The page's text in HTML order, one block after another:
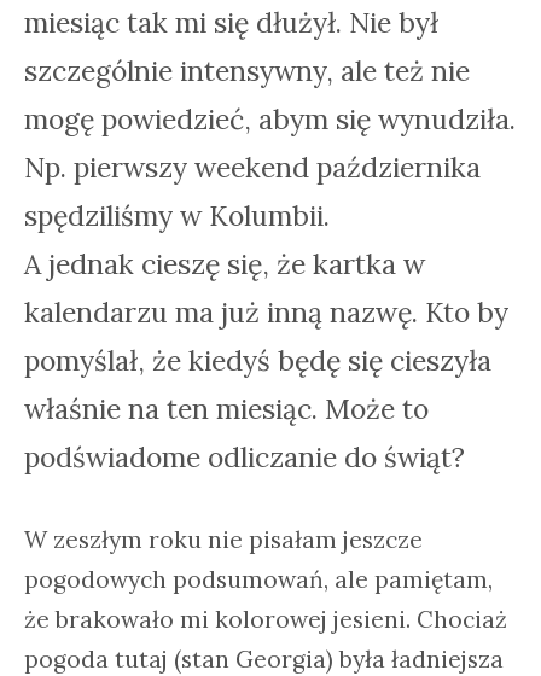
miesiąc tak mi się dłużył. Nie był
szczególnie intensywny, ale też nie
mogę powiedzieć, abym się wynudziła.
Np. pierwszy weekend października
spędziliśmy w Kolumbii.
A jednak cieszę się, że kartka w
kalendarzu ma już inną nazwę. Kto by
pomyślał, że kiedyś będę się cieszyła
właśnie na ten miesiąc. Może to
podświadome odliczanie do świąt?
W zeszłym roku nie pisałam jeszcze
pogodowych podsumowań, ale pamiętam,
że brakowało mi kolorowej jesieni. Chociaż
pogoda tutaj (stan Georgia) była ładniejsza